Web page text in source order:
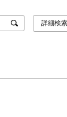
詳細検索